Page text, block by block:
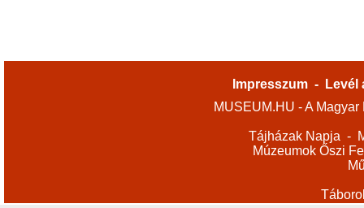
Impresszum -
Levél
MUSEUM.HU - A
Tájházak Napja -
Múzeumok Őszi